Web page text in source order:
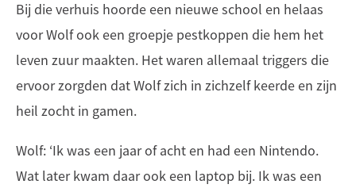
Bij die verhuis hoorde een nieuwe school en helaas
voor Wolf ook een groepje pestkoppen die hem het
leven zuur maakten. Het waren allemaal triggers die
ervoor zorgden dat Wolf zich in zichzelf keerde en zijn
heil zocht in gamen.
Wolf: ‘Ik was een jaar of acht en had een Nintendo.
Wat later kwam daar ook een laptop bij. Ik was een